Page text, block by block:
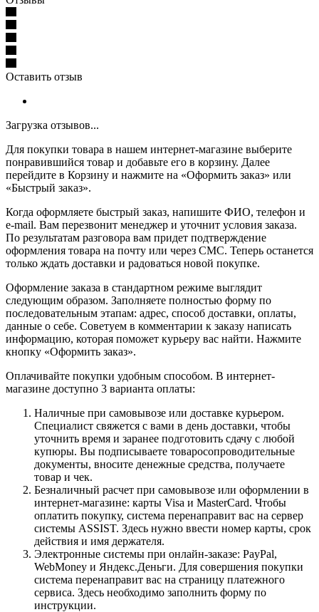
Оставить отзыв
Загрузка отзывов...
Для покупки товара в нашем интернет-магазине выберите
понравившийся товар и добавьте его в корзину. Далее
перейдите в Корзину и нажмите на «Оформить заказ» или
«Быстрый заказ».
Когда оформляете быстрый заказ, напишите ФИО, телефон и
e-mail. Вам перезвонит менеджер и уточнит условия заказа.
По результатам разговора вам придет подтверждение
оформления товара на почту или через СМС. Теперь останется
только ждать доставки и радоваться новой покупке.
Оформление заказа в стандартном режиме выглядит
следующим образом. Заполняете полностью форму по
последовательным этапам: адрес, способ доставки, оплаты,
данные о себе. Советуем в комментарии к заказу написать
информацию, которая поможет курьеру вас найти. Нажмите
кнопку «Оформить заказ».
Оплачивайте покупки удобным способом. В интернет-
магазине доступно 3 варианта оплаты:
Наличные при самовывозе или доставке курьером.
Специалист свяжется с вами в день доставки, чтобы
уточнить время и заранее подготовить сдачу с любой
купюры. Вы подписываете товаросопроводительные
документы, вносите денежные средства, получаете
товар и чек.
Безналичный расчет при самовывозе или оформлении в
интернет-магазине: карты Visa и MasterCard. Чтобы
оплатить покупку, система перенаправит вас на сервер
системы ASSIST. Здесь нужно ввести номер карты, срок
действия и имя держателя.
Электронные системы при онлайн-заказе: PayPal,
WebMoney и Яндекс.Деньги. Для совершения покупки
система перенаправит вас на страницу платежного
сервиса. Здесь необходимо заполнить форму по
инструкции.